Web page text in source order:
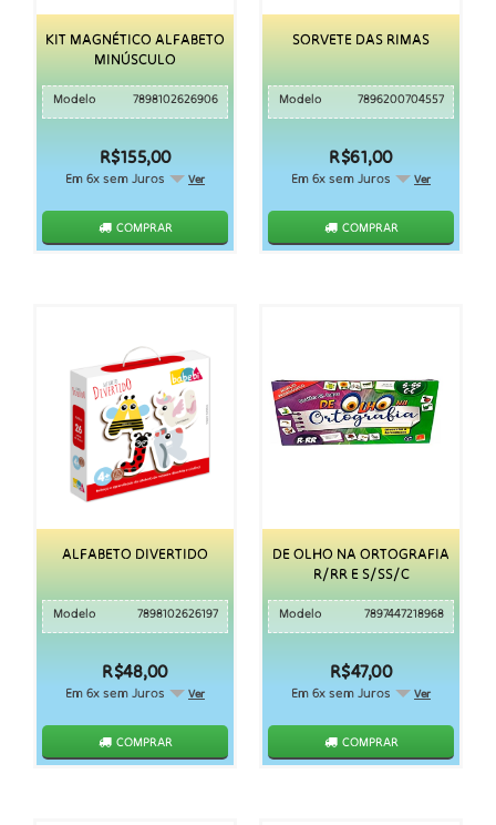
KIT MAGNÉTICO ALFABETO
MINÚSCULO
Modelo 7898102626906
R$155,00
Em 6x sem Juros Ver
COMPRAR
SORVETE DAS RIMAS
Modelo 7896200704557
R$61,00
Em 6x sem Juros Ver
COMPRAR
ALFABETO DIVERTIDO
Modelo 7898102626197
R$48,00
Em 6x sem Juros Ver
COMPRAR
DE OLHO NA ORTOGRAFIA
R/RR E S/SS/C
Modelo 7897447218968
R$47,00
Em 6x sem Juros Ver
COMPRAR